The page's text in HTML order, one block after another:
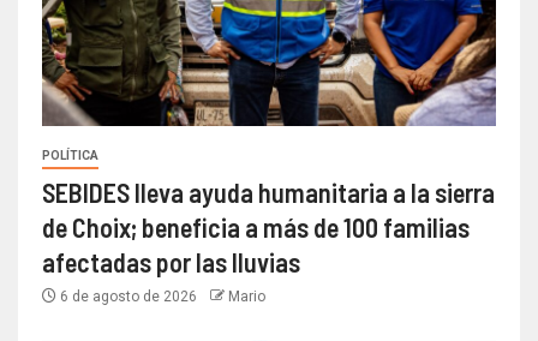
POLÍTICA
SEBIDES lleva ayuda humanitaria a la sierra
de Choix; beneficia a más de 100 familias
afectadas por las lluvias
6 de agosto de 2026 Mario